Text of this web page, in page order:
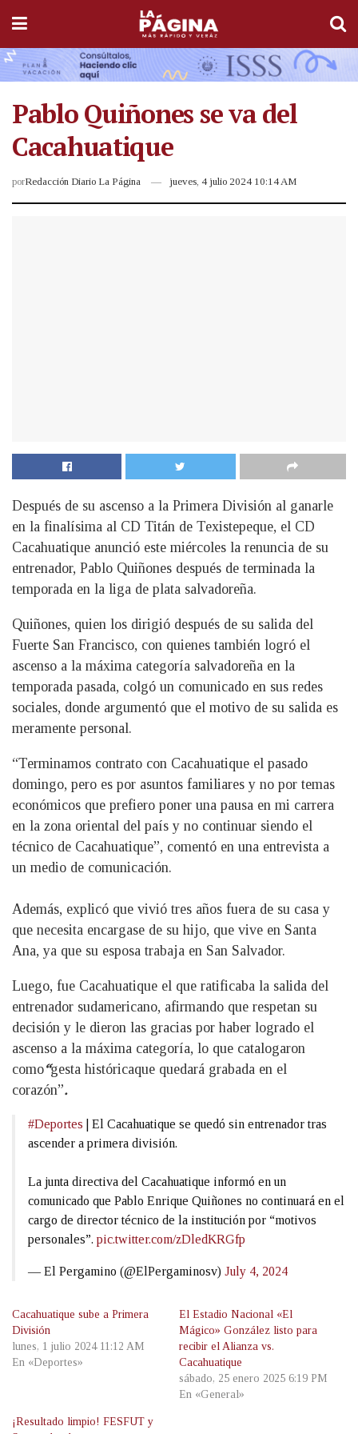
Pablo Quiñones se va del
Cacahuatique
porRedacción Diario La Página jueves, 4 julio 2024 10:14 AM
Después de su ascenso a la Primera División al ganarle
en la finalísima al CD Titán de Texistepeque, el CD
Cacahuatique anunció este miércoles la renuncia de su
entrenador, Pablo Quiñones después de terminada la
temporada en la liga de plata salvadoreña.
Quiñones, quien los dirigió después de su salida del
Fuerte San Francisco, con quienes también logró el
ascenso a la máxima categoría salvadoreña en la
temporada pasada, colgó un comunicado en sus redes
sociales, donde argumentó que el motivo de su salida es
meramente personal.
“Terminamos contrato con Cacahuatique el pasado
domingo, pero es por asuntos familiares y no por temas
económicos que prefiero poner una pausa en mi carrera
en la zona oriental del país y no continuar siendo el
técnico de Cacahuatique”, comentó en una entrevista a
un medio de comunicación.
Además, explicó que vivió tres años fuera de su casa y
que necesita encargase de su hijo, que vive en Santa
Ana, ya que su esposa trabaja en San Salvador.
Luego, fue Cacahuatique el que ratificaba la salida del
entrenador sudamericano, afirmando que respetan su
decisión y le dieron las gracias por haber logrado el
ascenso a la máxima categoría, lo que catalogaron
como“gesta históricaque quedará grabada en el
corazón”.
#Deportes | El Cacahuatique se quedó sin entrenador tras
ascender a primera división.
La junta directiva del Cacahuatique informó en un
comunicado que Pablo Enrique Quiñones no continuará en el
cargo de director técnico de la institución por “motivos
personales”. pic.twitter.com/zDledKRGfp
— El Pergamino (@ElPergaminosv) July 4, 2024
Cacahuatique sube a Primera
División
lunes, 1 julio 2024 11:12 AM
En «Deportes»
El Estadio Nacional «El
Mágico» González listo para
recibir el Alianza vs.
Cacahuatique
sábado, 25 enero 2025 6:19 PM
En «General»
¡Resultado limpio! FESFUT y